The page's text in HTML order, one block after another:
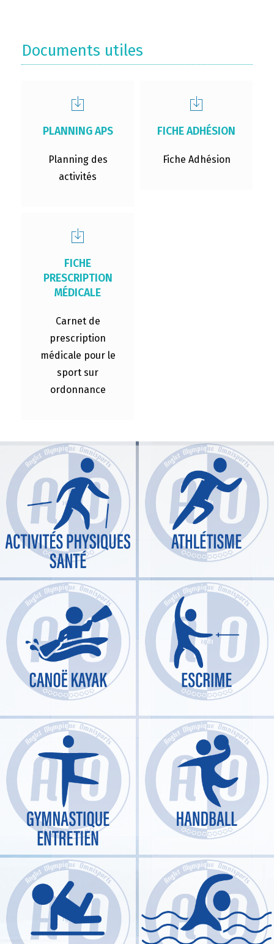
Documents utiles
PLANNING APS
Planning des
activités
FICHE ADHÉSION
Fiche Adhésion
FICHE
PRESCRIPTION
MÉDICALE
Carnet de
prescription
médicale pour le
sport sur
ordonnance